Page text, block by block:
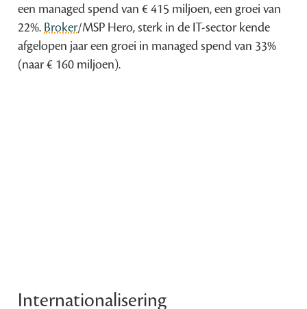
een managed spend van € 415 miljoen, een groei van
22%. Broker/MSP Hero, sterk in de IT-sector kende
afgelopen jaar een groei in managed spend van 33%
(naar € 160 miljoen).
Internationalisering